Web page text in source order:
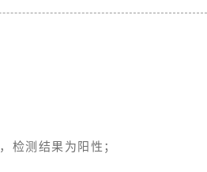
检测结果为阳性；